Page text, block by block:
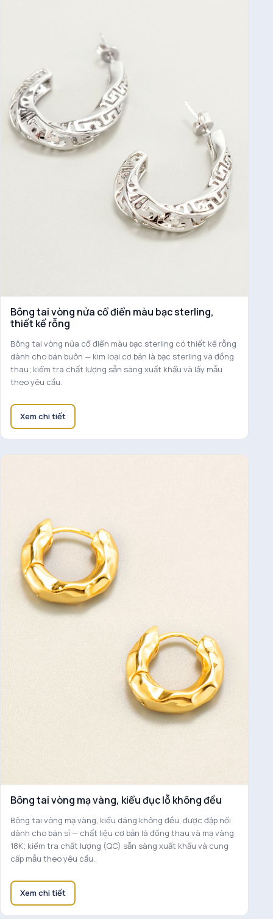
Bông tai vòng nửa cổ điển màu bạc sterling,
thiết kế rỗng
Bông tai vòng nửa cổ điển màu bạc sterling có thiết kế rỗng
dành cho bán buôn — kim loại cơ bản là bạc sterling và đồng
thau; kiểm tra chất lượng sẵn sàng xuất khẩu và lấy mẫu
theo yêu cầu.
Xem chi tiết
Bông tai vòng mạ vàng, kiểu đục lỗ không đều
Bông tai vòng mạ vàng, kiểu dáng không đều, được đập nổi
dành cho bán sỉ — chất liệu cơ bản là đồng thau và mạ vàng
18K; kiểm tra chất lượng (QC) sẵn sàng xuất khẩu và cung
cấp mẫu theo yêu cầu.
Xem chi tiết